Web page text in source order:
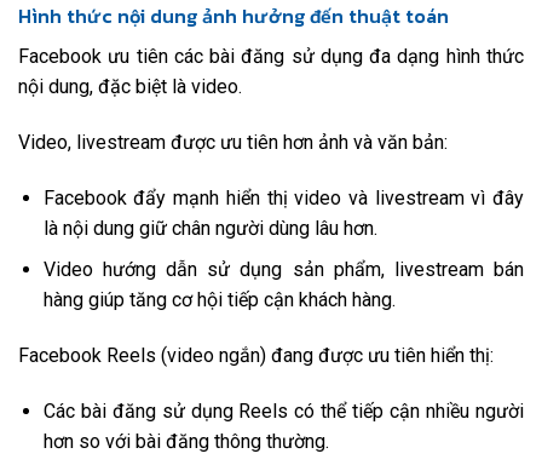
Hình thức nội dung ảnh hưởng đến thuật toán
Facebook ưu tiên các bài đăng sử dụng đa dạng hình thức
nội dung, đặc biệt là video.
Video, livestream được ưu tiên hơn ảnh và văn bản:
Facebook đẩy mạnh hiển thị video và livestream vì đây
là nội dung giữ chân người dùng lâu hơn.
Video hướng dẫn sử dụng sản phẩm, livestream bán
hàng giúp tăng cơ hội tiếp cận khách hàng.
Facebook Reels (video ngắn) đang được ưu tiên hiển thị:
Các bài đăng sử dụng Reels có thể tiếp cận nhiều người
hơn so với bài đăng thông thường.